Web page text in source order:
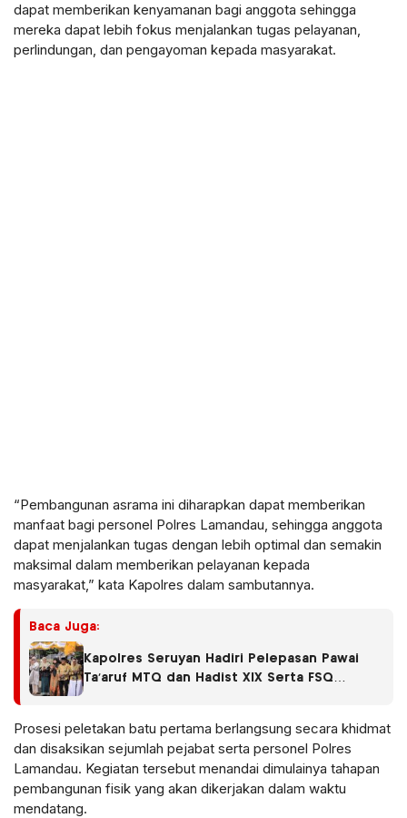
dapat memberikan kenyamanan bagi anggota sehingga
mereka dapat lebih fokus menjalankan tugas pelayanan,
perlindungan, dan pengayoman kepada masyarakat.
“Pembangunan asrama ini diharapkan dapat memberikan
manfaat bagi personel Polres Lamandau, sehingga anggota
dapat menjalankan tugas dengan lebih optimal dan semakin
maksimal dalam memberikan pelayanan kepada
masyarakat,” kata Kapolres dalam sambutannya.
Baca Juga:
Kapolres Seruyan Hadiri Pelepasan Pawai
Ta’aruf MTQ dan Hadist XlX Serta FSQ
Prosesi peletakan batu pertama berlangsung secara khidmat
dan disaksikan sejumlah pejabat serta personel Polres
Lamandau. Kegiatan tersebut menandai dimulainya tahapan
pembangunan fisik yang akan dikerjakan dalam waktu
mendatang.